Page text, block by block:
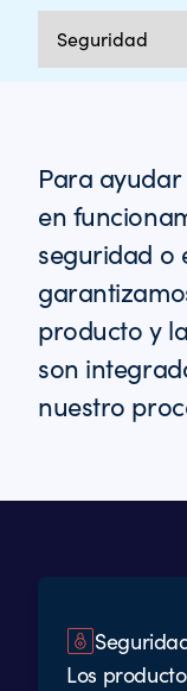
Para
en
seguridad o
producto y
son
nuestro
Los